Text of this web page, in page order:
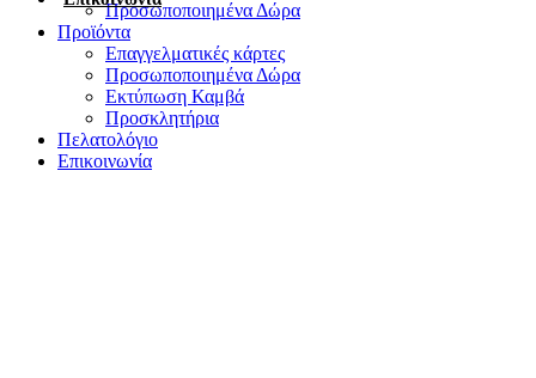
Προσωποποιημένα Δώρα
Προϊόντα
Επαγγελματικές κάρτες
Προσωποποιημένα Δώρα
Εκτύπωση Καμβά
Προσκλητήρια
Πελατολόγιο
Επικοινωνία